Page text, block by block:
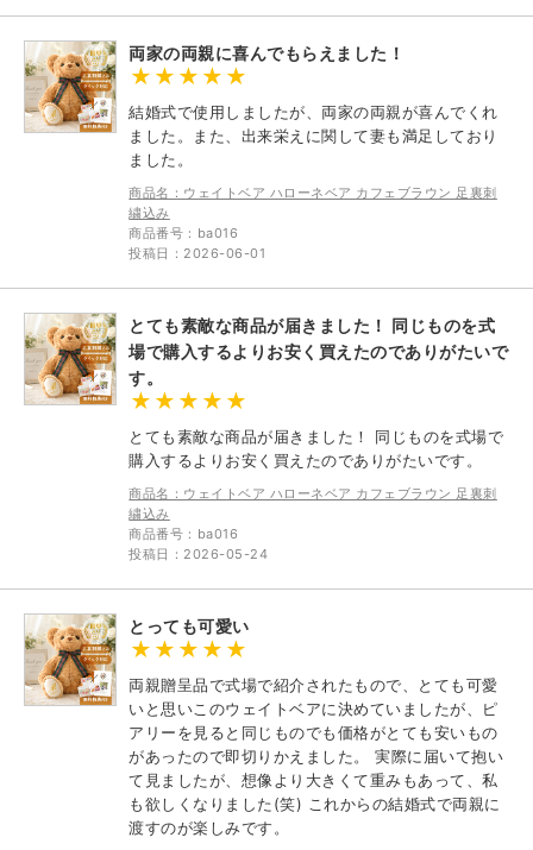
両家の両親に喜んでもらえました！
結婚式で使用しましたが、両家の両親が喜んでくれ
ました。また、出来栄えに関して妻も満足しており
ました。
商品名：ウェイトベア ハローネベア カフェブラウン 足裏刺
繍込み
商品番号：ba016
投稿日：2026-06-01
とても素敵な商品が届きました！ 同じものを式
場で購入するよりお安く買えたのでありがたいで
す。
とても素敵な商品が届きました！ 同じものを式場で
購入するよりお安く買えたのでありがたいです。
商品名：ウェイトベア ハローネベア カフェブラウン 足裏刺
繍込み
商品番号：ba016
投稿日：2026-05-24
とっても可愛い
両親贈呈品で式場で紹介されたもので、とても可愛
いと思いこのウェイトベアに決めていましたが、ピ
アリーを見ると同じものでも価格がとても安いもの
があったので即切りかえました。 実際に届いて抱い
て見ましたが、想像より大きくて重みもあって、私
も欲しくなりました(笑) これからの結婚式で両親に
渡すのが楽しみです。